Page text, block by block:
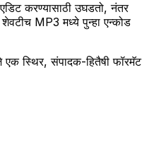
करण्यासाठी उघडतो, नंतर
MP3 मध्ये पुन्हा एन्कोड
स्थिर, संपादक-हितैषी फॉरमॅट